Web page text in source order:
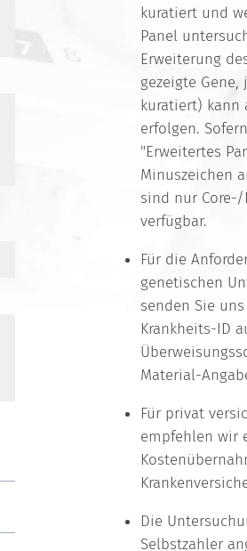
kuratiert und
Panel
Erweiterung
gezeigte
kuratiert) kann
erfolgen.
"Erweitertes
Minuszeichen
sind nur Core-/
verfügbar.
Für die
genetischen
senden Sie
Krankheits-ID
Material-
Für privat
empfehlen wir
Die
Selbstzahler